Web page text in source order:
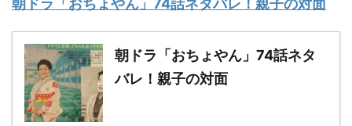
朝ドラ「おちょやん」74話ネタバレ！親子の対面
朝ドラ「おちょやん」74話ネタ
バレ！親子の対面